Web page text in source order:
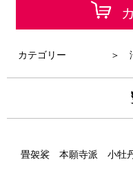
カテゴリー ＞
畳袈裟 本願寺派 小牡